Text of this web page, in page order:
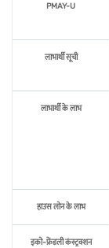
PMAY-U
लाभार्थी सूची
लाभार्थी के लाभ
हाउस लोन के लाभ
इको-फ्रेंडली कंस्ट्रक्शन